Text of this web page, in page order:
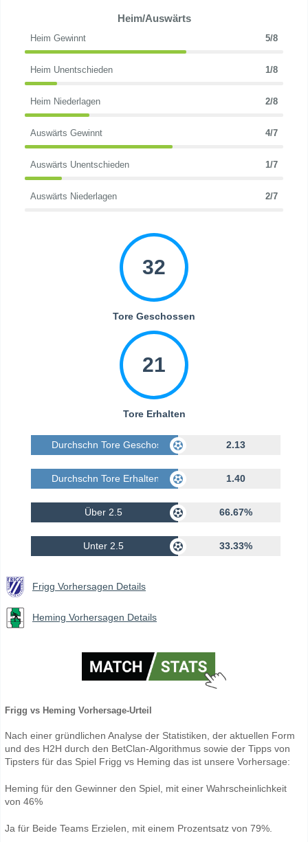
Heim/Auswärts
Heim Gewinnt 5/8
Heim Unentschieden 1/8
Heim Niederlagen 2/8
Auswärts Gewinnt 4/7
Auswärts Unentschieden 1/7
Auswärts Niederlagen 2/7
32
Tore Geschossen
21
Tore Erhalten
Durchschn Tore Geschossen 2.13
Durchschn Tore Erhalten 1.40
Über 2.5 66.67%
Unter 2.5 33.33%
Frigg Vorhersagen Details
Heming Vorhersagen Details
Frigg vs Heming Vorhersage-Urteil
Nach einer gründlichen Analyse der Statistiken, der aktuellen Form
und des H2H durch den BetClan-Algorithmus sowie der Tipps von
Tipsters für das Spiel Frigg vs Heming das ist unsere Vorhersage:
Heming für den Gewinner den Spiel, mit einer Wahrscheinlichkeit
von 46%
Ja für Beide Teams Erzielen, mit einem Prozentsatz von 79%.